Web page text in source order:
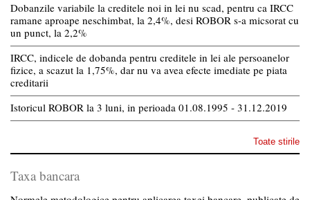
Dobanzile variabile la creditele noi in lei nu scad, pentru ca IRCC
ramane aproape neschimbat, la 2,4%, desi ROBOR s-a micsorat cu
un punct, la 2,2%
IRCC, indicele de dobanda pentru creditele in lei ale persoanelor
fizice, a scazut la 1,75%, dar nu va avea efecte imediate pe piata
creditarii
Istoricul ROBOR la 3 luni, in perioada 01.08.1995 - 31.12.2019
Toate stirile
Taxa bancara